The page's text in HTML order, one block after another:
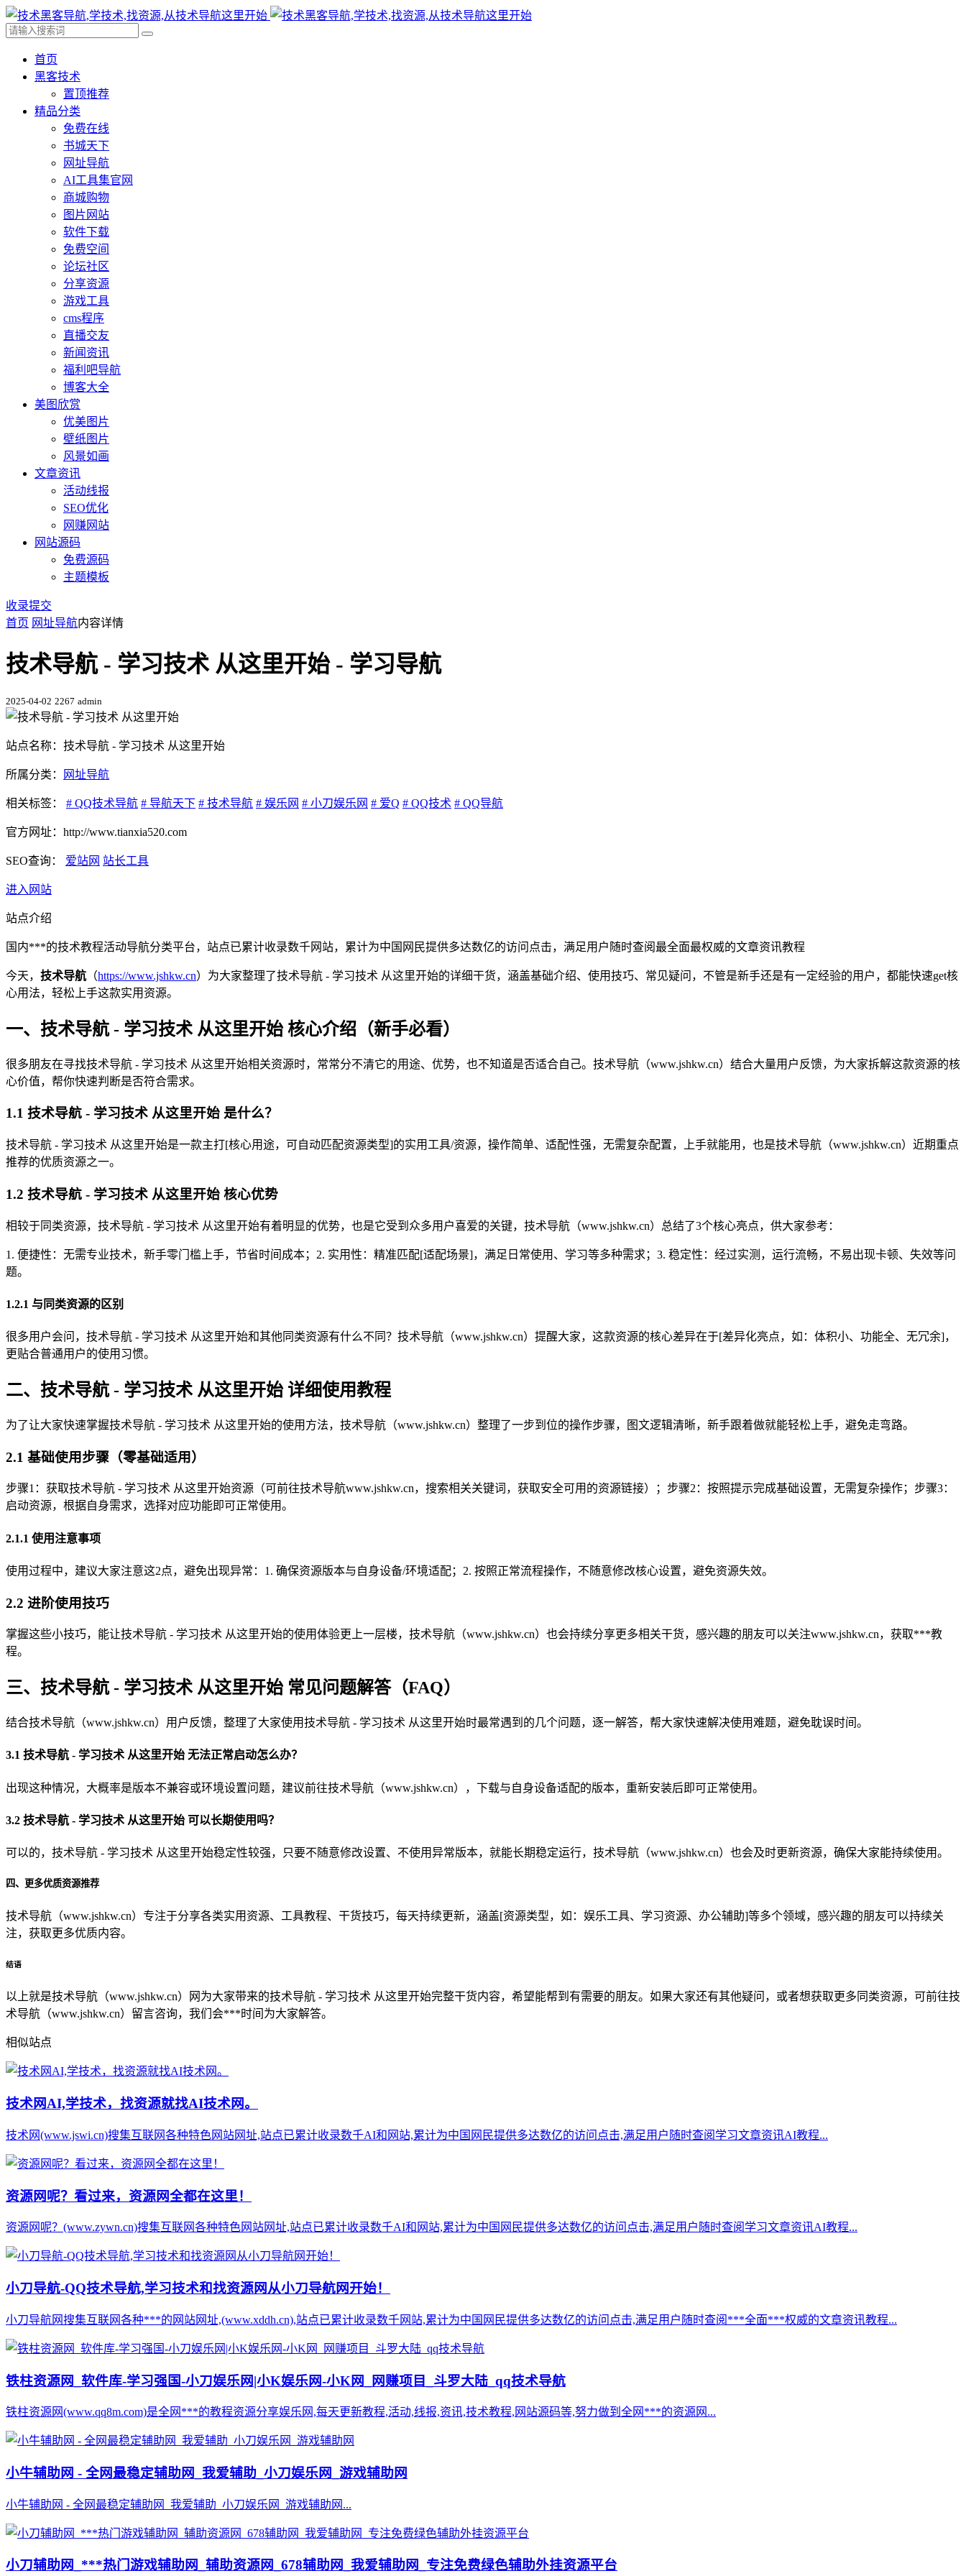
首页
黑客技术
置顶推荐
精品分类
免费在线
书城天下
网址导航
AI工具集官网
商城购物
图片网站
软件下载
免费空间
论坛社区
分享资源
游戏工具
cms程序
直播交友
新闻资讯
福利吧导航
博客大全
美图欣赏
优美图片
壁纸图片
风景如画
文章资讯
活动线报
SEO优化
网赚网站
网站源码
免费源码
主题模板
收录提交
首页 网址导航内容详情
技术导航 - 学习技术 从这里开始 - 学习导航
2025-04-02 2267 admin
站点名称：技术导航 - 学习技术 从这里开始
所属分类： 网址导航
相关标签： # QQ技术导航 # 导航天下 # 技术导航 # 娱乐网 # 小刀娱乐网 # 爱Q # QQ技术 # QQ导航
官方网址：http://www.tianxia520.com
SEO查询： 爱站网 站长工具
进入网站
站点介绍
国内***的技术教程活动导航分类平台，站点已累计收录数千网站，累计为中国网民提供多达数亿的访问点击，满足用户随时查阅最全面最权威的文章资讯教程
今天， 技术导航 （https://www.jshkw.cn）为大家整理了技术导航 - 学习技术 从这里开始的详细干货，涵盖基础介绍、使用技巧、常见疑问，不管是新手还是有一定经验的用户，都能快速get核
心用法，轻松上手这款实用资源。
一、技术导航 - 学习技术 从这里开始 核心介绍（新手必看）
很多朋友在寻找技术导航 - 学习技术 从这里开始相关资源时，常常分不清它的用途、优势，也不知道是否适合自己。技术导航（www.jshkw.cn）结合大量用户反馈，为大家拆解这款资源的核
心价值，帮你快速判断是否符合需求。
1.1 技术导航 - 学习技术 从这里开始 是什么？
技术导航 - 学习技术 从这里开始是一款主打[核心用途，可自动匹配资源类型]的实用工具/资源，操作简单、适配性强，无需复杂配置，上手就能用，也是技术导航（www.jshkw.cn）近期重点
推荐的优质资源之一。
1.2 技术导航 - 学习技术 从这里开始 核心优势
相较于同类资源，技术导航 - 学习技术 从这里开始有着明显的优势，也是它受到众多用户喜爱的关键，技术导航（www.jshkw.cn）总结了3个核心亮点，供大家参考：
1. 便捷性：无需专业技术，新手零门槛上手，节省时间成本；2. 实用性：精准匹配[适配场景]，满足日常使用、学习等多种需求；3. 稳定性：经过实测，运行流畅，不易出现卡顿、失效等问
题。
1.2.1 与同类资源的区别
很多用户会问，技术导航 - 学习技术 从这里开始和其他同类资源有什么不同？技术导航（www.jshkw.cn）提醒大家，这款资源的核心差异在于[差异化亮点，如：体积小、功能全、无冗余]，
更贴合普通用户的使用习惯。
二、技术导航 - 学习技术 从这里开始 详细使用教程
为了让大家快速掌握技术导航 - 学习技术 从这里开始的使用方法，技术导航（www.jshkw.cn）整理了一步到位的操作步骤，图文逻辑清晰，新手跟着做就能轻松上手，避免走弯路。
2.1 基础使用步骤（零基础适用）
步骤1：获取技术导航 - 学习技术 从这里开始资源（可前往技术导航www.jshkw.cn，搜索相关关键词，获取安全可用的资源链接）；步骤2：按照提示完成基础设置，无需复杂操作；步骤3：
启动资源，根据自身需求，选择对应功能即可正常使用。
2.1.1 使用注意事项
使用过程中，建议大家注意这2点，避免出现异常：1. 确保资源版本与自身设备/环境适配；2. 按照正常流程操作，不随意修改核心设置，避免资源失效。
2.2 进阶使用技巧
掌握这些小技巧，能让技术导航 - 学习技术 从这里开始的使用体验更上一层楼，技术导航（www.jshkw.cn）也会持续分享更多相关干货，感兴趣的朋友可以关注www.jshkw.cn，获取***教
程。
三、技术导航 - 学习技术 从这里开始 常见问题解答（FAQ）
结合技术导航（www.jshkw.cn）用户反馈，整理了大家使用技术导航 - 学习技术 从这里开始时最常遇到的几个问题，逐一解答，帮大家快速解决使用难题，避免耽误时间。
3.1 技术导航 - 学习技术 从这里开始 无法正常启动怎么办？
出现这种情况，大概率是版本不兼容或环境设置问题，建议前往技术导航（www.jshkw.cn），下载与自身设备适配的版本，重新安装后即可正常使用。
3.2 技术导航 - 学习技术 从这里开始 可以长期使用吗？
可以的，技术导航 - 学习技术 从这里开始稳定性较强，只要不随意修改设置、不使用异常版本，就能长期稳定运行，技术导航（www.jshkw.cn）也会及时更新资源，确保大家能持续使用。
四、更多优质资源推荐
技术导航（www.jshkw.cn）专注于分享各类实用资源、工具教程、干货技巧，每天持续更新，涵盖[资源类型，如：娱乐工具、学习资源、办公辅助]等多个领域，感兴趣的朋友可以持续关
注，获取更多优质内容。
结语
以上就是技术导航（www.jshkw.cn）网为大家带来的技术导航 - 学习技术 从这里开始完整干货内容，希望能帮到有需要的朋友。如果大家还有其他疑问，或者想获取更多同类资源，可前往技
术导航（www.jshkw.cn）留言咨询，我们会***时间为大家解答。
相似站点
技术网AI,学技术，找资源就找AI技术网。
技术网(www.jswi.cn)搜集互联网各种特色网站网址,站点已累计收录数千AI和网站,累计为中国网民提供多达数亿的访问点击,满足用户随时查阅学习文章资讯AI教程...
资源网呢？看过来，资源网全都在这里！
资源网呢？(www.zywn.cn)搜集互联网各种特色网站网址,站点已累计收录数千AI和网站,累计为中国网民提供多达数亿的访问点击,满足用户随时查阅学习文章资讯AI教程...
小刀导航-QQ技术导航,学习技术和找资源网从小刀导航网开始！
小刀导航网搜集互联网各种***的网站网址,(www.xddh.cn),站点已累计收录数千网站,累计为中国网民提供多达数亿的访问点击,满足用户随时查阅***全面***权威的文章资讯教程...
铁柱资源网_软件库-学习强国-小刀娱乐网|小K娱乐网-小K网_网赚项目_斗罗大陆_qq技术导航
铁柱资源网(www.qq8m.com)是全网***的教程资源分享娱乐网,每天更新教程,活动,线报,资讯,技术教程,网站源码等,努力做到全网***的资源网...
小牛辅助网 - 全网最稳定辅助网_我爱辅助_小刀娱乐网_游戏辅助网
小牛辅助网 - 全网最稳定辅助网_我爱辅助_小刀娱乐网_游戏辅助网...
小刀辅助网_***热门游戏辅助网_辅助资源网_678辅助网_我爱辅助网_专注免费绿色辅助外挂资源平台